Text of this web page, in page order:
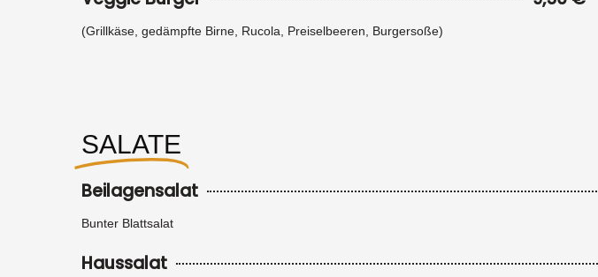
(Grillkäse, gedämpfte Birne, Rucola, Preiselbeeren, Burgersoße)
SALATE
Beilagensalat
Bunter Blattsalat
Haussalat